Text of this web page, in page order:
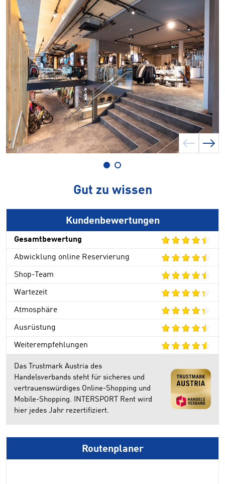
Gut zu wissen
Kundenbewertungen
Gesamtbewertung
Abwicklung online Reservierung
Shop-Team
Wartezeit
Atmosphäre
Ausrüstung
Weiterempfehlungen
Das Trustmark Austria des
Handelsverbands steht für sicheres und
vertrauenswürdiges Online-Shopping und
Mobile-Shopping. INTERSPORT Rent wird
hier jedes Jahr rezertifiziert.
Routenplaner